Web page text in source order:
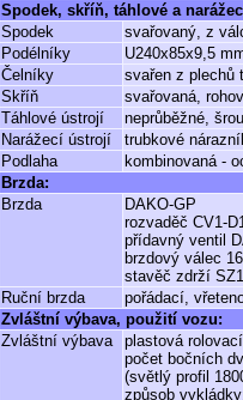
Spodek, skříň, táhlové a
Spodek
svařovaný, z
Podélníky
U240x85x9,5
Čelníky
svařen z plechů
Skříň
svařovaná,
Táhlové ústrojí
neprůběžné,
Narážecí ústrojí
trubkové
Podlaha
kombinovaná -
Brzda:
Brzda
DAKO-GP
rozvaděč CV1-
přídavný ventil
brzdový válec
stavěč zdrží
Ruční brzda
pořádací,
Zvláštní výbava, použití vozu:
Zvláštní výbava
plastová
počet bočních
(světlý profil
způsob